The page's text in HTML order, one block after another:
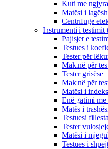
Kuti me
Matësi i
Centrifugë
Instrumenti i testimit
Pajisjet e
Testues i
Tester për
Makinë për
Tester grisëse
Makinë për
Matësi i
Enë gatimi me
Matës i
Testuesi
Tester
Matësi i
Testues i